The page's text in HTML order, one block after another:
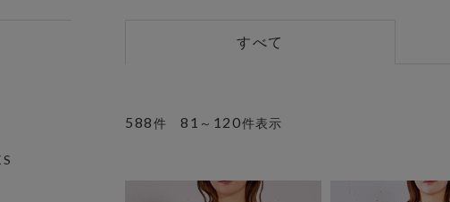
すべて
588件 81 ～ 120件表示